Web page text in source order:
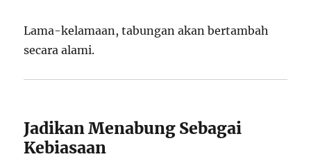
Lama-kelamaan, tabungan akan bertambah
secara alami.
Jadikan Menabung Sebagai
Kebiasaan